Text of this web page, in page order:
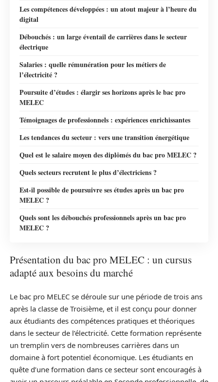
Les compétences développées : un atout majeur à l’heure du
digital
Débouchés : un large éventail de carrières dans le secteur
électrique
Salaries : quelle rémunération pour les métiers de
l’électricité ?
Poursuite d’études : élargir ses horizons après le bac pro
MELEC
Témoignages de professionnels : expériences enrichissantes
Les tendances du secteur : vers une transition énergétique
Quel est le salaire moyen des diplômés du bac pro MELEC ?
Quels secteurs recrutent le plus d’électriciens ?
Est-il possible de poursuivre ses études après un bac pro
MELEC ?
Quels sont les débouchés professionnels après un bac pro
MELEC ?
Présentation du bac pro MELEC : un cursus
adapté aux besoins du marché
Le bac pro MELEC se déroule sur une période de trois ans
après la classe de Troisième, et il est conçu pour donner
aux étudiants des compétences pratiques et théoriques
dans le secteur de l’électricité. Cette formation représente
un tremplin vers de nombreuses carrières dans un
domaine à fort potentiel économique. Les étudiants en
quête d’une formation dans ce secteur sont encouragés à